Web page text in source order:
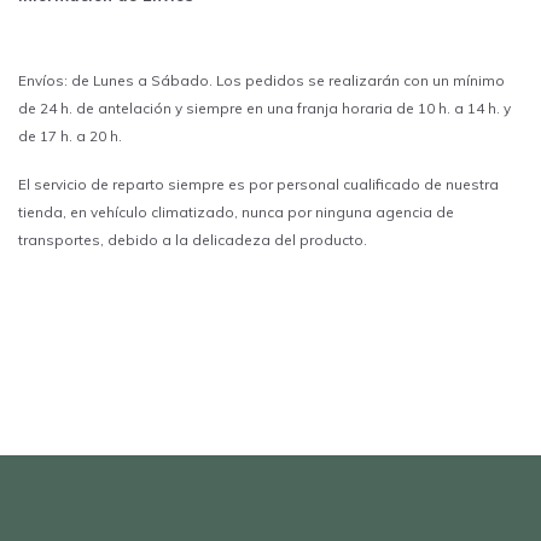
Envíos: de Lunes a Sábado. Los pedidos se realizarán con un mínimo
de 24 h. de antelación y siempre en una franja horaria de 10 h. a 14 h. y
de 17 h. a 20 h.
El servicio de reparto siempre es por personal cualificado de nuestra
tienda, en vehículo climatizado, nunca por ninguna agencia de
transportes, debido a la delicadeza del producto.